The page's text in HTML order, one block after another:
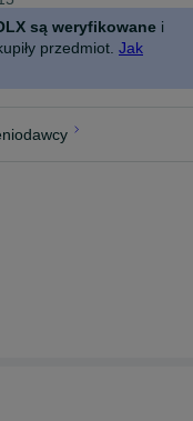
są weryfikowane i
przedmiot. Jak